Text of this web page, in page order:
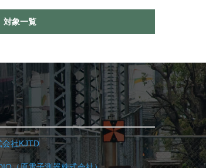
対象一覧
会社KJTD